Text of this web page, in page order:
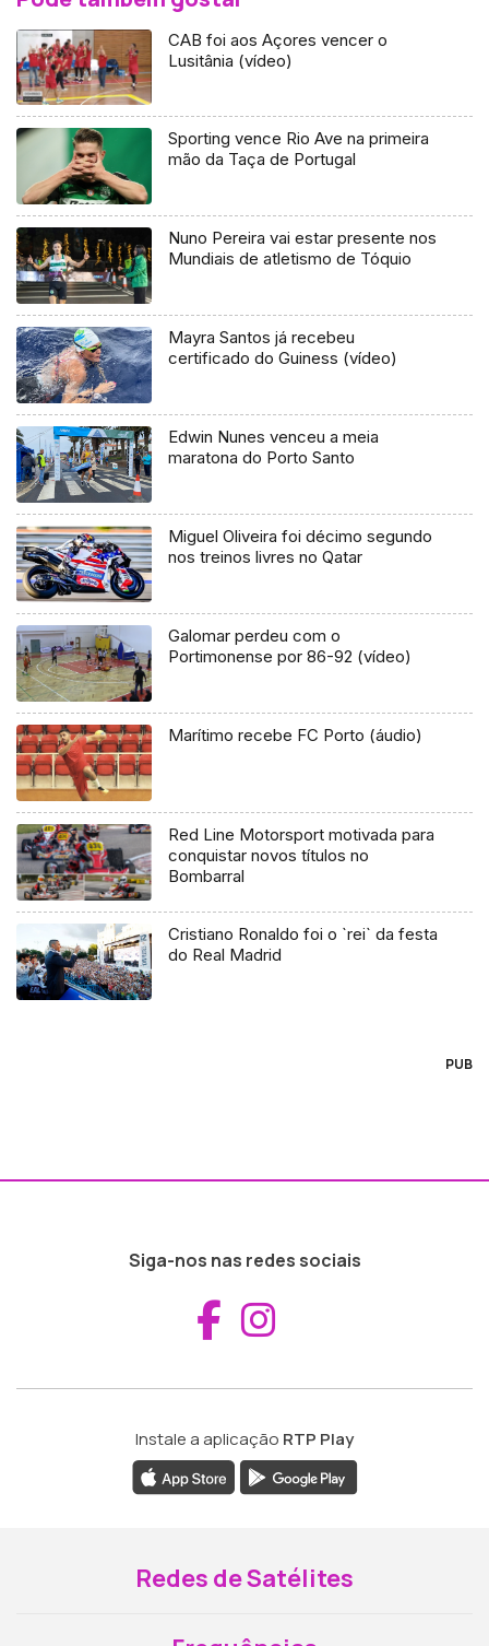
CAB foi aos Açores vencer o
Lusitânia (vídeo)
Sporting vence Rio Ave na primeira
mão da Taça de Portugal
Nuno Pereira vai estar presente nos
Mundiais de atletismo de Tóquio
Mayra Santos já recebeu
certificado do Guiness (vídeo)
Edwin Nunes venceu a meia
maratona do Porto Santo
Miguel Oliveira foi décimo segundo
nos treinos livres no Qatar
Galomar perdeu com o
Portimonense por 86-92 (vídeo)
Marítimo recebe FC Porto (áudio)
Red Line Motorsport motivada para
conquistar novos títulos no
Bombarral
Cristiano Ronaldo foi o `rei` da festa
do Real Madrid
PUB
Siga-nos nas redes sociais
Aceder ao
Instale a aplicação RTP Play
Redes de Satélites